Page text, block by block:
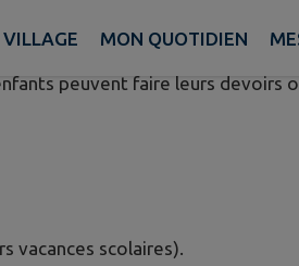
MON QUOTIDIEN
peuvent faire leurs devoirs
vacances scolaires).